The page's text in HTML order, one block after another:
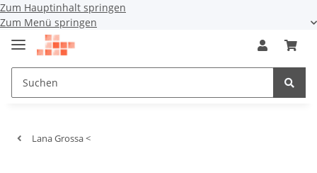
Zum Hauptinhalt springen
Zum Menü springen
Lana Grossa <